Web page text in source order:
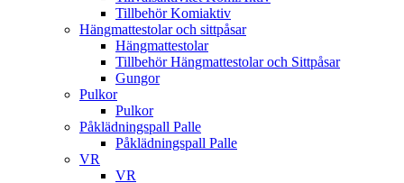
Tillbehör Komiaktiv
Hängmattestolar och sittpåsar
Hängmattestolar
Tillbehör Hängmattestolar och Sittpåsar
Gungor
Pulkor
Pulkor
Påklädningspall Palle
Påklädningspall Palle
VR
VR